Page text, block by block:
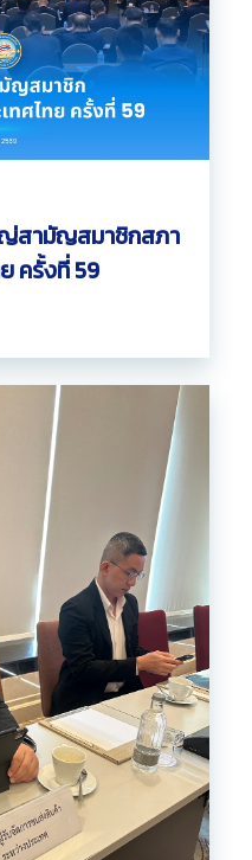
ญ่สามัญสมาชิกสภา
ครั้งที่ 59